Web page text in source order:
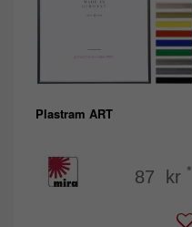
Plastram ART
87 kr *